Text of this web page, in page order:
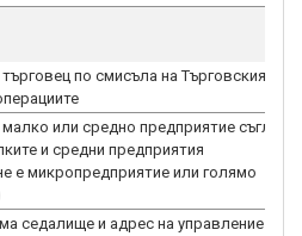
по смисъла на Търговския
или средно предприятие
и средни предприятия
е микропредприятие или голямо
седалище и адрес на управление на